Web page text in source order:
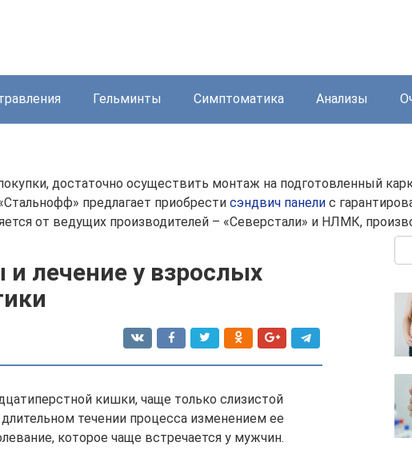
Гельминты Симптоматика Анализы
достаточно осуществить монтаж на подготовленный
предлагает приобрести сэндвич панели с
от ведущих производителей – «Северстали» и НЛМК,
лечение у взрослых
кишки, чаще только слизистой
течении процесса изменением ее
которое чаще встречается у мужчин.